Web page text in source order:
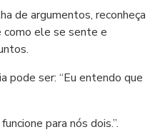
de argumentos, reconheça
como ele se sente e
pode ser: “Eu entendo que
para nós dois.”.